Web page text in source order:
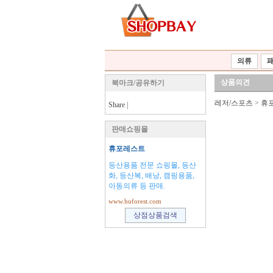
의류
북마크/공유하기
Share
판매쇼핑몰
휴포레스트
등산용품 전문 쇼핑몰, 등산
화, 등산복, 배낭, 캠핑용품,
아동의류 등 판매.
www.huforest.com
상품의견
레저/스포츠 > 휴